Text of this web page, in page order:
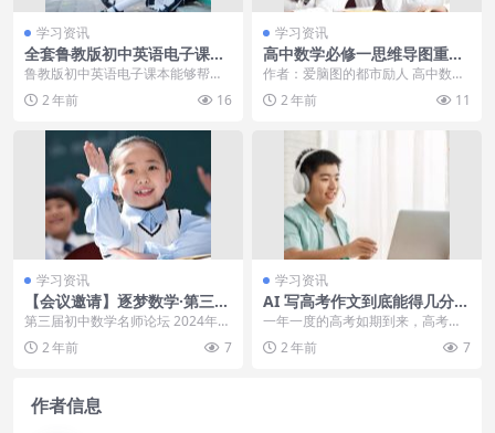
学习资讯
全套鲁教版初中英语电子课本
（五四制）
鲁教版初中英语电子课本能够帮助
大家随时随地预习和复习课本知
识，下面我们精心整理了...
2 年前 16
学习资讯
高中数学必修一思维导图重点
整理！高清专业数学脑图分
理性vs病理性？专家一文详
作者：爱脑图的都市励人 高中数学
必修一书本重点有哪些？高中数学
必修一思维导图怎么...
2 年前 11
学习资讯
【会议邀请】逐梦数学·第三届
初中数学名师论坛暨第二届中
第三届初中数学名师论坛 2024年8
月3日～8月5日 （点击会议名字或
图片获取更...
2 年前 7
学习资讯
AI 写高考作文到底能得几分？
高中语文教师锐评！史上最
了，连神仙姐姐都一肚子赘
一年一度的高考如期到来，高考所
有题目中大家最喜闻乐见的作文
题，也已经纷纷揭晓。往...
2 年前 7
作者信息